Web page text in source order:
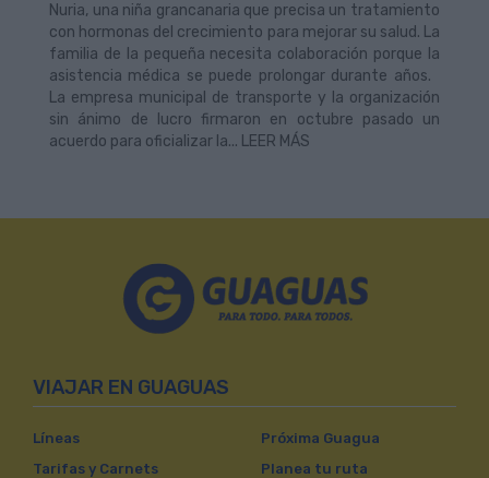
Nuria, una niña grancanaria que precisa un tratamiento
con hormonas del crecimiento para mejorar su salud. La
familia de la pequeña necesita colaboración porque la
asistencia médica se puede prolongar durante años.
La empresa municipal de transporte y la organización
sin ánimo de lucro firmaron en octubre pasado un
acuerdo para oficializar la... LEER MÁS
VIAJAR EN GUAGUAS
Líneas
Tarifas y Carnets
Próxima Guagua
Planea tu ruta